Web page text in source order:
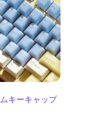
キーキャップ